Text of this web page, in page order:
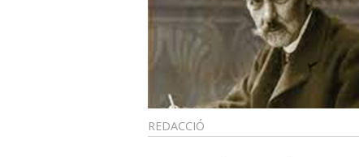
REDACCIÓ